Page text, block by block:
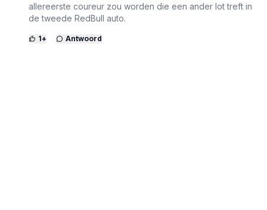
allereerste coureur zou worden die een ander lot treft in
de tweede RedBull auto.
1+ Antwoord